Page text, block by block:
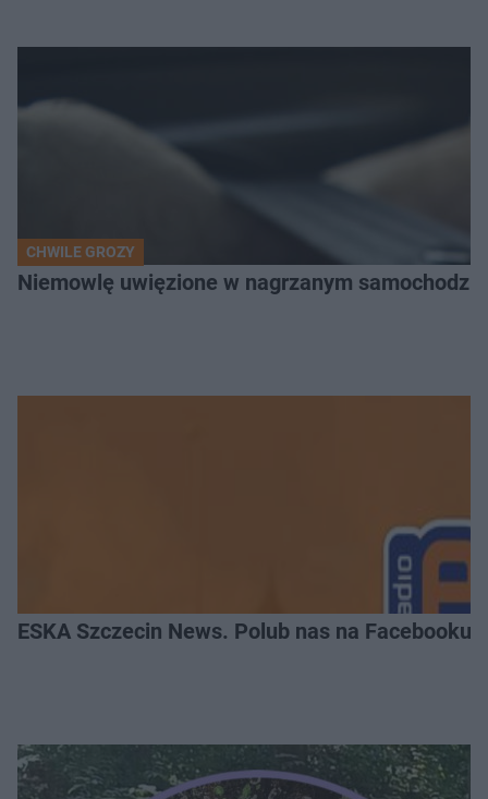
CHWILE GROZY
Niemowlę uwięzione w nagrzanym
ESKA Szczecin News. Polub nas na Facebooku!